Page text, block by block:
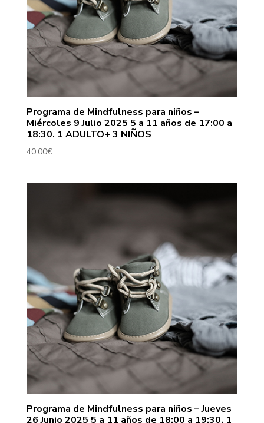
Programa de Mindfulness para niños –
Miércoles 9 Julio 2025 5 a 11 años de 17:00 a
18:30. 1 ADULTO+ 3 NIÑOS
40,00€
Programa de Mindfulness para niños – Jueves
26 Junio 2025 5 a 11 años de 18:00 a 19:30. 1